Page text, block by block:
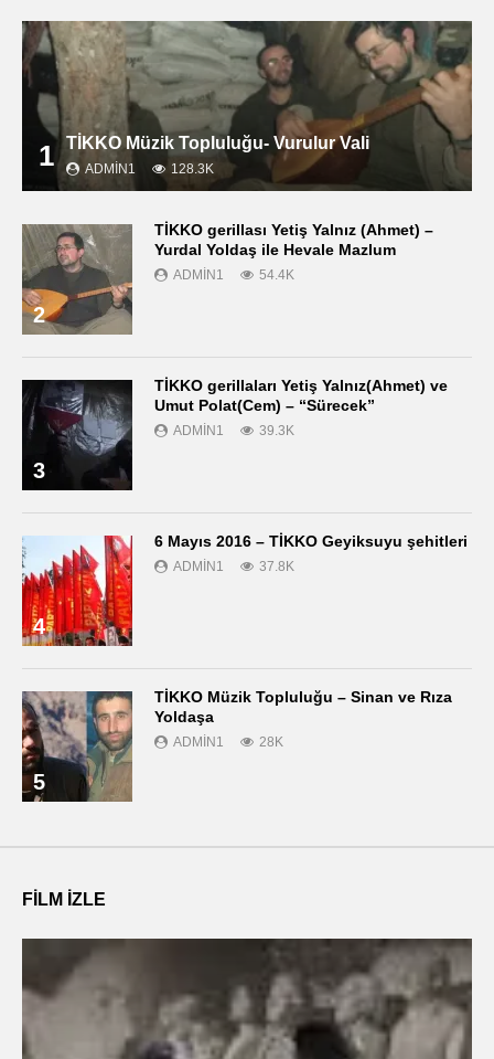
1 TİKKO Müzik Topluluğu- Vurulur Vali
ADMIN1 128.3K
2
TİKKO gerillası Yetiş Yalnız (Ahmet) –
Yurdal Yoldaş ile Hevale Mazlum
ADMIN1 54.4K
3
TİKKO gerillaları Yetiş Yalnız(Ahmet) ve
Umut Polat(Cem) – “Sürecek”
ADMIN1 39.3K
4
6 Mayıs 2016 – TİKKO Geyiksuyu şehitleri
ADMIN1 37.8K
5
TİKKO Müzik Topluluğu – Sinan ve Rıza
Yoldaşa
ADMIN1 28K
FILM IZLE